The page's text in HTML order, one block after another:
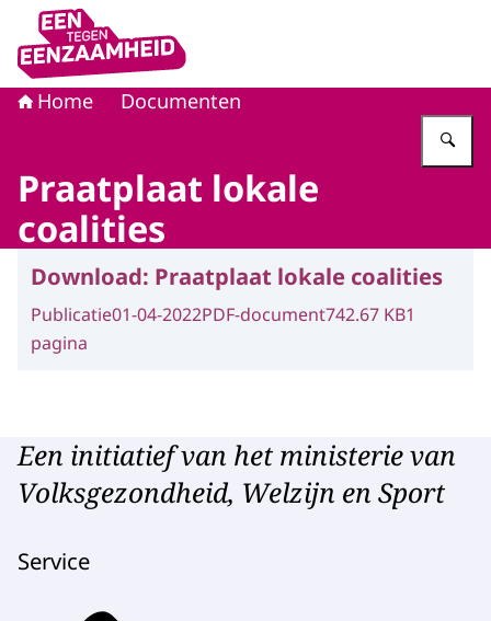
Naar de homepage van Eén tegen eenzaamheid
Home Documenten
Praatplaat lokale
coalities
Download: Praatplaat lokale coalities
Publicatie01-04-2022PDF-document742.67 KB1
pagina
Een initiatief van het ministerie van
Volksgezondheid, Welzijn en Sport
Service